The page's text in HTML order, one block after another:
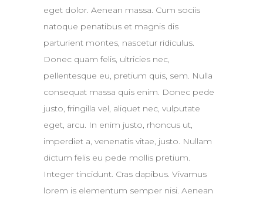
eget dolor. Aenean massa. Cum sociis
natoque penatibus et magnis dis
parturient montes, nascetur ridiculus.
Donec quam felis, ultricies nec,
pellentesque eu, pretium quis, sem. Nulla
consequat massa quis enim. Donec pede
justo, fringilla vel, aliquet nec, vulputate
eget, arcu. In enim justo, rhoncus ut,
imperdiet a, venenatis vitae, justo. Nullam
dictum felis eu pede mollis pretium.
Integer tincidunt. Cras dapibus. Vivamus
lorem is elementum semper nisi. Aenean